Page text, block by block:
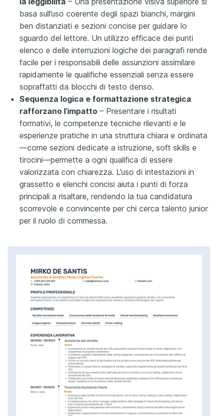
basa sull’uso coerente degli spazi bianchi, margini
ben distanziati e sezioni concise per guidare lo
sguardo del lettore. Un utilizzo efficace dei punti
elenco e delle interruzioni logiche dei paragrafi rende
facile per i responsabili delle assunzioni assimilare
rapidamente le qualifiche essenziali senza essere
sopraffatti da blocchi di testo denso.
Sequenza logica e formattazione strategica
rafforzano l’impatto – Presentare i risultati
formativi, le competenze tecniche rilevanti e le
esperienze pratiche in una struttura chiara e ordinata
—come sezioni dedicate a istruzione, soft skills e
tirocini—permette a ogni qualifica di essere
valorizzata con chiarezza. L’uso di intestazioni in
grassetto e elenchi concisi aiuta i punti di forza
principali a risaltare, rendendo la tua candidatura
scorrevole e convincente per chi cerca talento junior
per il ruolo di commessa.